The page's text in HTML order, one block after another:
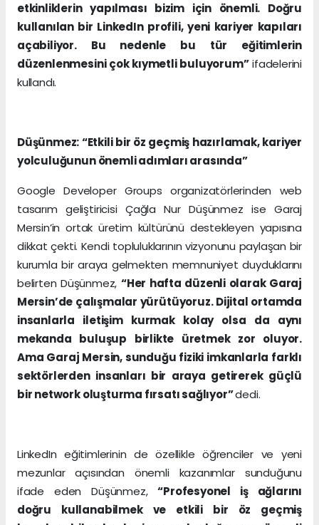
etkinliklerin yapılması bizim için önemli. Doğru
kullanılan bir LinkedIn profili, yeni kariyer kapıları
açabiliyor. Bu nedenle bu tür eğitimlerin
düzenlenmesini çok kıymetli buluyorum”ifadelerini
kullandı.
Düşünmez: “Etkili bir öz geçmiş hazırlamak, kariyer
yolculuğunun önemli adımları arasında”
Google Developer Groups organizatörlerinden web
tasarım geliştiricisi Çağla Nur Düşünmez ise Garaj
Mersin’in ortak üretim kültürünü destekleyen yapısına
dikkat çekti. Kendi topluluklarının vizyonunu paylaşan bir
kurumla bir araya gelmekten memnuniyet duyduklarını
belirten Düşünmez, “Her hafta düzenli olarak Garaj
Mersin’de çalışmalar yürütüyoruz. Dijital ortamda
insanlarla iletişim kurmak kolay olsa da aynı
mekanda buluşup birlikte üretmek zor oluyor.
Ama Garaj Mersin, sunduğu fiziki imkanlarla farklı
sektörlerden insanları bir araya getirerek güçlü
bir network oluşturma fırsatı sağlıyor”dedi.
LinkedIn eğitimlerinin de özellikle öğrenciler ve yeni
mezunlar açısından önemli kazanımlar sunduğunu
ifade eden Düşünmez,“Profesyonel iş ağlarını
doğru kullanabilmek ve etkili bir öz geçmiş